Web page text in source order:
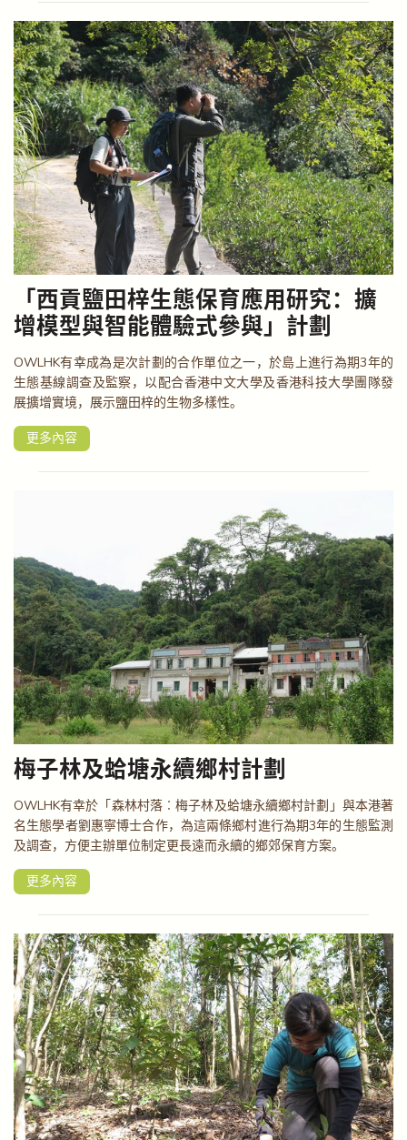
「西貢鹽田梓生態保育應用研究：擴
增模型與智能體驗式參與」計劃
OWLHK有幸成為是次計劃的合作單位之一，於島上進行為期3年的
生態基線調查及監察，以配合香港中文大學及香港科技大學團隊發
展擴增實境，展示鹽田梓的生物多樣性。
更多內容
梅子林及蛤塘永續鄉村計劃
OWLHK有幸於「森林村落︰梅子林及蛤塘永續鄉村計劃」與本港著
名生態學者劉惠寧博士合作，為這兩條鄉村進行為期3年的生態監測
及調查，方便主辦單位制定更長遠而永續的鄉郊保育方案。
更多內容